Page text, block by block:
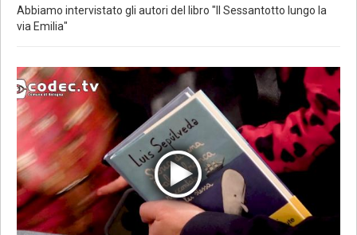
Abbiamo intervistato gli autori del libro "Il Sessantotto lungo la
via Emilia"